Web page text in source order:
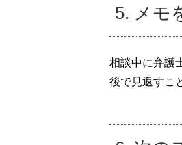
5. メモ
相談中に弁護
後で見返すこ